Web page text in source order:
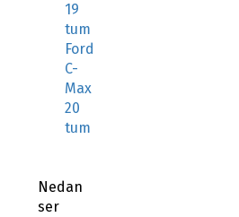
19
tum
Ford
C-
Max
20
tum
Nedan
ser